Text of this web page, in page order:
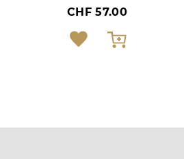
CHF 57.00